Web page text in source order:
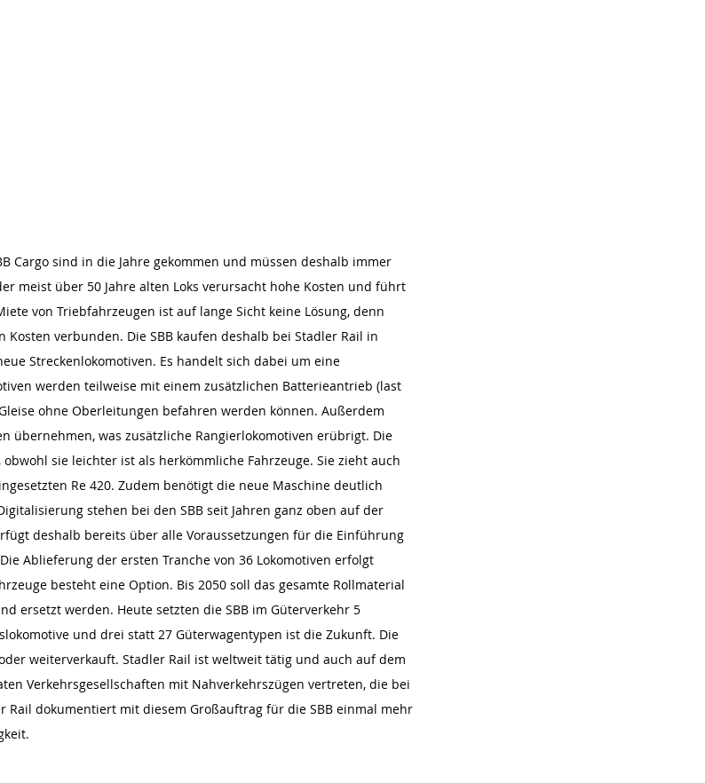
Cargo sind in die Jahre gekommen und müssen deshalb immer
meist über 50 Jahre alten Loks verursacht hohe Kosten und führt
von Triebfahrzeugen ist auf lange Sicht keine Lösung, denn
verbunden. Die SBB kaufen deshalb bei Stadler Rail in
Streckenlokomotiven. Es handelt sich dabei um eine
werden teilweise mit einem zusätzlichen Batterieantrieb (last
ohne Oberleitungen befahren werden können. Außerdem
übernehmen, was zusätzliche Rangierlokomotiven erübrigt. Die
sie leichter ist als herkömmliche Fahrzeuge. Sie zieht auch
Re 420. Zudem benötigt die neue Maschine deutlich
stehen bei den SBB seit Jahren ganz oben auf der
deshalb bereits über alle Voraussetzungen für die Einführung
Ablieferung der ersten Tranche von 36 Lokomotiven erfolgt
besteht eine Option. Bis 2050 soll das gesamte Rollmaterial
ersetzt werden. Heute setzten die SBB im Güterverkehr 5
und drei statt 27 Güterwagentypen ist die Zukunft. Die
weiterverkauft. Stadler Rail ist weltweit tätig und auch auf dem
Verkehrsgesellschaften mit Nahverkehrszügen vertreten, die bei
Rail dokumentiert mit diesem Großauftrag für die SBB einmal mehr